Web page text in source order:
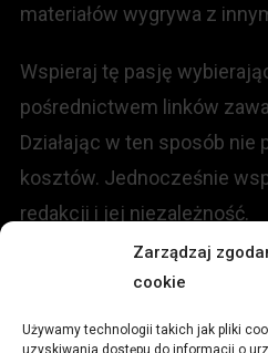
Zarządzaj
cookie
Używamy technologii takich jak pliki
uzyskiwania dostępu do informacji o
materiałów wygrywa z
Wspieraj tę pasję
pośrednictwem linków
Działając w ten sposób nie
kosztów. Jednocześnie
redakcji i jej niezależność.
Redakcja portalu: